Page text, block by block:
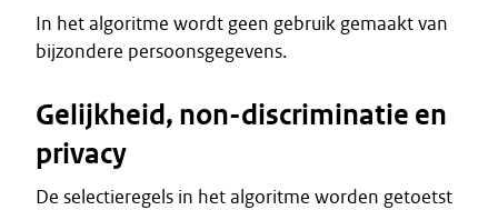
In het algoritme wordt geen gebruik gemaakt van
bijzondere persoonsgegevens.
Gelijkheid, non-discriminatie en
privacy
De selectieregels in het algoritme worden getoetst